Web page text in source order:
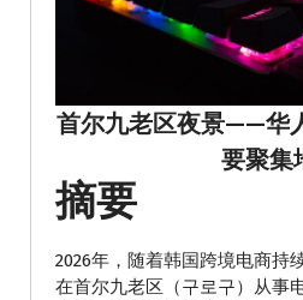
首尔九老区夜景——华
要聚集
摘要
2026年，随着韩国跨境电商持
在首尔九老区（구로구）从事